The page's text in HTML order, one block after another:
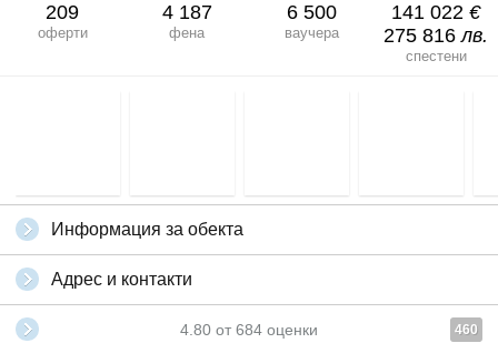
209
оферти
4 187
фена
6 500
ваучера
141 022 €
275 816лв.
спестени
Информация за обекта
Адрес и контакти
4.80 от 684 оценки 460